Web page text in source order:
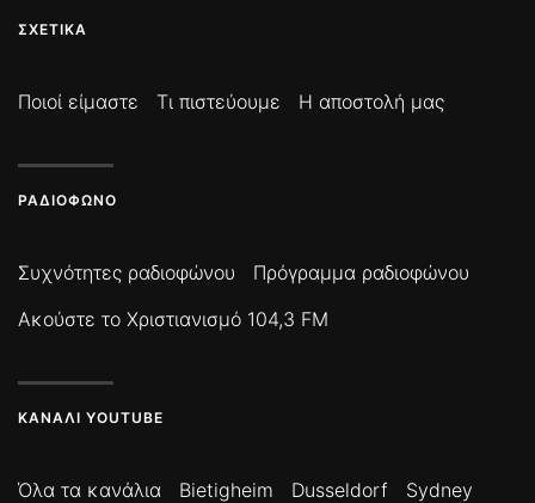
ΣΧΕΤΙΚΆ
Ποιοί είμαστε Τι πιστεύουμε Η αποστολή μας
ΡΑΔΙΌΦΩΝΟ
Συχνότητες ραδιοφώνου
Πρόγραμμα ραδιοφώνου
Ακούστε το Χριστιανισμό 104,3 FM
ΚΑΝΆΛΙ YOUTUBE
Όλα τα κανάλια Bietigheim Dusseldorf
Sydney